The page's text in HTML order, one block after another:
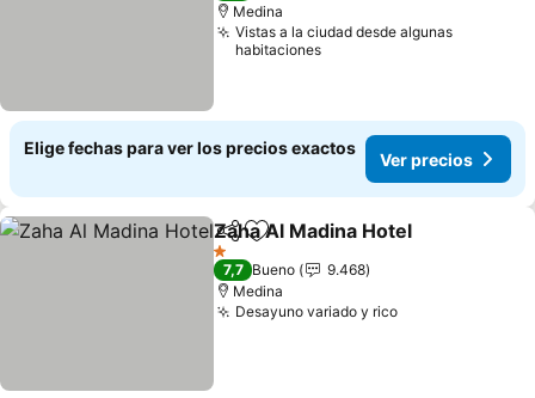
Medina
Vistas a la ciudad desde algunas
habitaciones
Elige fechas para ver los precios exactos
Ver precios
CompartirAgregar a favoritos
Zaha Al Madina Hotel
1 Estrellas
7,7 Bueno
9.468
Medina
Desayuno variado y ricoVer precios